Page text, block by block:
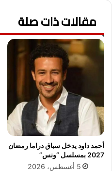
و
ا
ص
ق
ه
ا
ف
ي
ا
ب
ي
ة
ع
ل
ي
م
2
0
مقالات ذات صلة
أحمد داود يدخل سباق دراما رمضان
2027 بمسلسل “ونس”
5 أغسطس، 2026